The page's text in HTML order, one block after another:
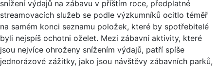
snížení výdajů na zábavu v příštím roce, předplatné
streamovacích služeb se podle výzkumníků ocitlo téměř
na samém konci seznamu položek, které by spotřebitelé
byli nejspíš ochotni oželet. Mezi zábavní aktivity, které
jsou nejvíce ohroženy snížením výdajů, patří spíše
jednorázové zážitky, jako jsou návštěvy zábavních parků,